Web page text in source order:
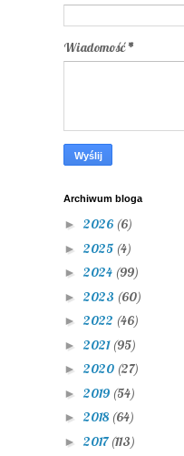
Wiadomość*
Archiwum bloga
► 2026 (6)
► 2025 (4)
► 2024 (99)
► 2023 (60)
► 2022 (46)
► 2021 (95)
► 2020 (27)
► 2019 (54)
► 2018 (64)
► 2017(113)